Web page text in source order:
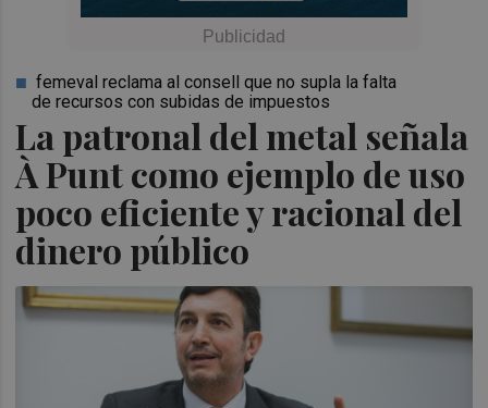
La patronal del metal señala
À Punt como ejemplo de uso
poco eficiente y racional del
dinero público
femeval reclama al consell que no supla la falta
de recursos con subidas de impuestos